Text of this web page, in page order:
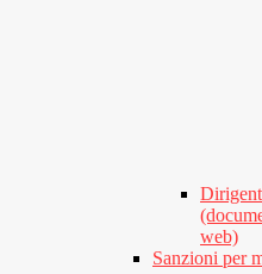
web)
Sanzioni per